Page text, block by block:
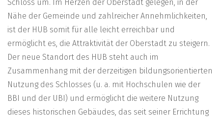
Schloss um. Im Herzen der Oberstadt gelegen, in der
Nähe der Gemeinde und zahlreicher Annehmlichkeiten,
ist der HUB somit für alle leicht erreichbar und
ermöglicht es, die Attraktivität der Oberstadt zu steigern.
Der neue Standort des HUB steht auch im
Zusammenhang mit der derzeitigen bildungsorientierten
Nutzung des Schlosses (u. a. mit Hochschulen wie der
BBI und der UBI) und ermöglicht die weitere Nutzung
dieses historischen Gebäudes, das seit seiner Errichtung